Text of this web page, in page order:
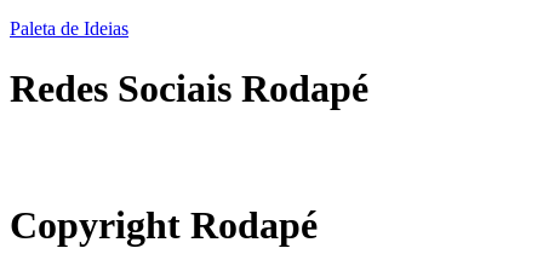
Paleta de Ideias
Redes Sociais Rodapé
Copyright Rodapé